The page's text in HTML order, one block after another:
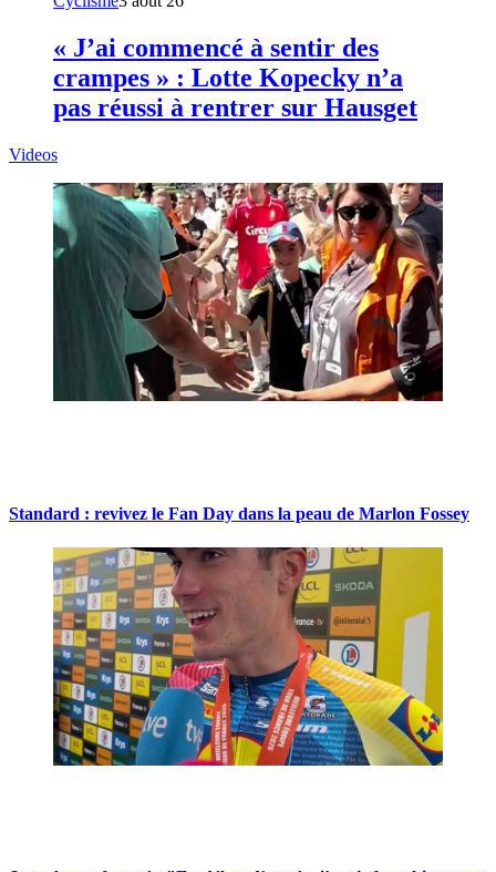
« J’ai commencé à sentir des
crampes » : Lotte Kopecky n’a
pas réussi à rentrer sur Hausget
Videos
Standard : revivez le Fan Day dans la peau de Marlon Fossey